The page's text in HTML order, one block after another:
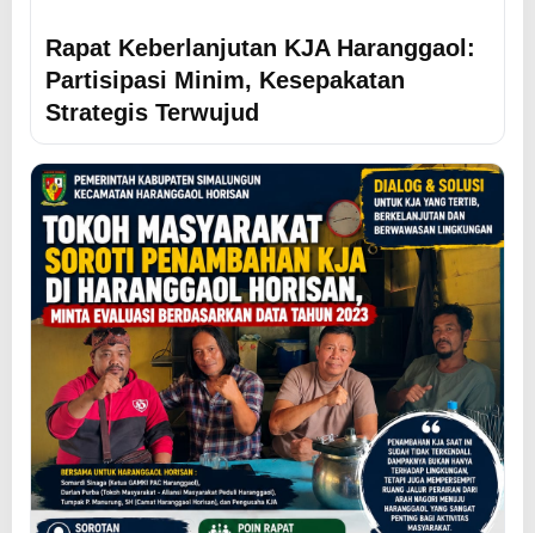
Rapat Keberlanjutan KJA Haranggaol:
Partisipasi Minim, Kesepakatan
Strategis Terwujud